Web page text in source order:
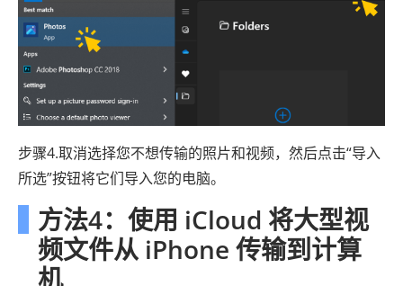
步骤4.取消选择您不想传输的照片和视频，然后点击“导入
所选”按钮将它们导入您的电脑。
方法4：使用 iCloud 将大型视
频文件从 iPhone 传输到计算
机